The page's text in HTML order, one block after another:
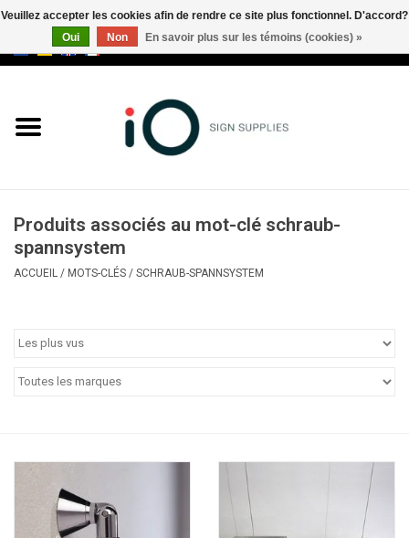
Marques
Appelez-nous au +32 3 353 67
Produits associés au mot-clé schraub-
spannsystem
ACCUEIL / MOTS-CLÉS / SCHRAUB-SPANNSYSTEM
Veuillez accepter les cookies afin de rendre ce site plus fonctionnel. D'accord?
Oui
Non En savoir plus sur les témoins (cookies) »